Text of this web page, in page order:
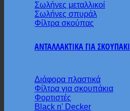
Σωλήνες μεταλλικοί
Σωλήνες σπυράλ
Φίλτρα σκούπας
ΑΝΤΑΛΛΑΚΤΙΚΑ ΓΙΑ ΣΚΟΥΠΑΚΙ
Διάφορα πλαστικά
Φίλτρα για σκουπάκια
Φορτιστές
Black n' Decker